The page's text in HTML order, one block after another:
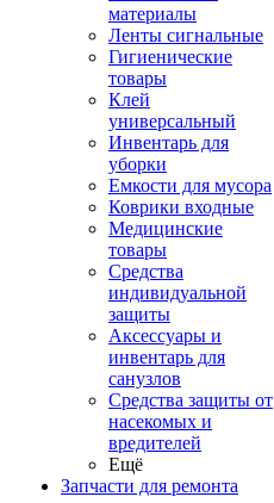
материалы
Ленты сигнальные
Гигиенические
товары
Клей
универсальный
Инвентарь для
уборки
Емкости для мусора
Коврики входные
Медицинские
товары
Средства
индивидуальной
защиты
Аксессуары и
инвентарь для
санузлов
Средства защиты от
насекомых и
вредителей
Ещё
Запчасти для ремонта